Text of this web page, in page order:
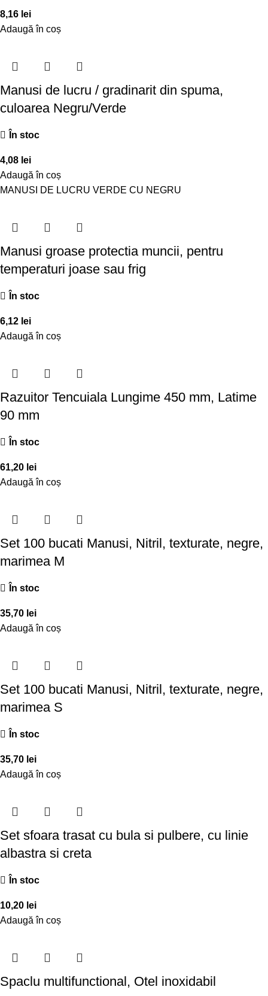
8,16 lei
Adaugă în coș
Manusi de lucru / gradinarit din spuma,
culoarea Negru/Verde
În stoc
4,08 lei
Adaugă în coș
MANUSI DE LUCRU VERDE CU NEGRU
Manusi groase protectia muncii, pentru
temperaturi joase sau frig
În stoc
6,12 lei
Adaugă în coș
Razuitor Tencuiala Lungime 450 mm, Latime
90 mm
În stoc
61,20 lei
Adaugă în coș
Set 100 bucati Manusi, Nitril, texturate, negre,
marimea M
În stoc
35,70 lei
Adaugă în coș
Set 100 bucati Manusi, Nitril, texturate, negre,
marimea S
În stoc
35,70 lei
Adaugă în coș
Set sfoara trasat cu bula si pulbere, cu linie
albastra si creta
În stoc
10,20 lei
Adaugă în coș
Spaclu multifunctional, Otel inoxidabil